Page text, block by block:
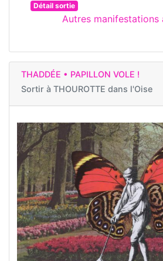
Détail sortie
Autres manifestations
THADDÉE • PAPILLON VOLE !
Sortir à THOUROTTE dans l'Oise